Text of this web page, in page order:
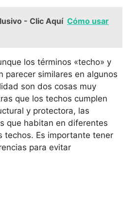
- Clic Aquí Cómo usar
los términos «techo» y
parecer similares en algunos
son dos cosas muy
que los techos cumplen
y protectora, las
que habitan en diferentes
techos. Es importante tener
para evitar